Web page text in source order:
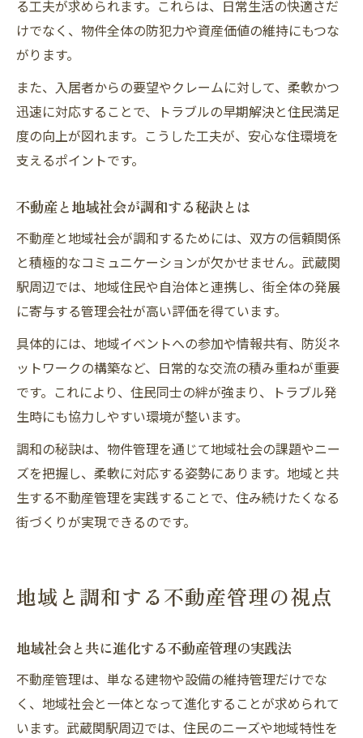
る工夫が求められます。これらは、日常生活の快適さだ
けでなく、物件全体の防犯力や資産価値の維持にもつな
がります。
また、入居者からの要望やクレームに対して、柔軟かつ
迅速に対応することで、トラブルの早期解決と住民満足
度の向上が図れます。こうした工夫が、安心な住環境を
支えるポイントです。
不動産と地域社会が調和する秘訣とは
不動産と地域社会が調和するためには、双方の信頼関係
と積極的なコミュニケーションが欠かせません。武蔵関
駅周辺では、地域住民や自治体と連携し、街全体の発展
に寄与する管理会社が高い評価を得ています。
具体的には、地域イベントへの参加や情報共有、防災ネ
ットワークの構築など、日常的な交流の積み重ねが重要
です。これにより、住民同士の絆が強まり、トラブル発
生時にも協力しやすい環境が整います。
調和の秘訣は、物件管理を通じて地域社会の課題やニー
ズを把握し、柔軟に対応する姿勢にあります。地域と共
生する不動産管理を実践することで、住み続けたくなる
街づくりが実現できるのです。
地域と調和する不動産管理の視点
地域社会と共に進化する不動産管理の実践法
不動産管理は、単なる建物や設備の維持管理だけでな
く、地域社会と一体となって進化することが求められて
います。武蔵関駅周辺では、住民のニーズや地域特性を